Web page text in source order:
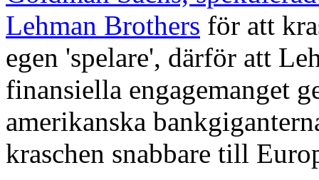
Lehman Brothers för att
egen 'spelare', därför att
finansiella engagemanget
amerikanska
kraschen snabbare till